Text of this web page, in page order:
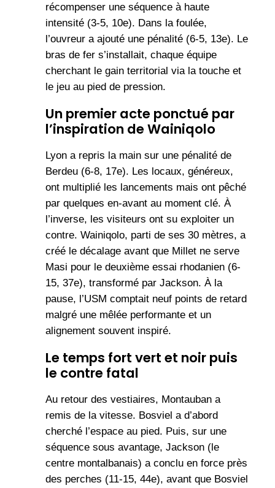
récompenser une séquence à haute
intensité (3-5, 10e). Dans la foulée,
l’ouvreur a ajouté une pénalité (6-5, 13e). Le
bras de fer s’installait, chaque équipe
cherchant le gain territorial via la touche et
le jeu au pied de pression.
Un premier acte ponctué par
l’inspiration de Wainiqolo
Lyon a repris la main sur une pénalité de
Berdeu (6-8, 17e). Les locaux, généreux,
ont multiplié les lancements mais ont pêché
par quelques en-avant au moment clé. À
l’inverse, les visiteurs ont su exploiter un
contre. Wainiqolo, parti de ses 30 mètres, a
créé le décalage avant que Millet ne serve
Masi pour le deuxième essai rhodanien (6-
15, 37e), transformé par Jackson. À la
pause, l’USM comptait neuf points de retard
malgré une mêlée performante et un
alignement souvent inspiré.
Le temps fort vert et noir puis
le contre fatal
Au retour des vestiaires, Montauban a
remis de la vitesse. Bosviel a d’abord
cherché l’espace au pied. Puis, sur une
séquence sous avantage, Jackson (le
centre montalbanais) a conclu en force près
des perches (11-15, 44e), avant que Bosviel